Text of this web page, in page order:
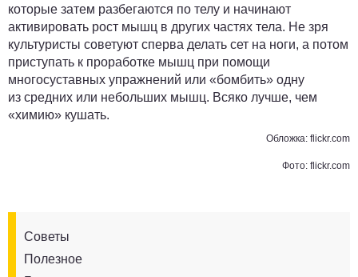
которые затем разбегаются по телу и начинают
активировать рост мышц в других частях тела. Не зря
культуристы советуют сперва делать сет на ноги, а потом
приступать к проработке мышц при помощи
многосуставных упражнений или «бомбить» одну
из средних или небольших мышц. Всяко лучше, чем
«химию» кушать.
Обложка: flickr.com
Фото: flickr.com
Советы
Полезное